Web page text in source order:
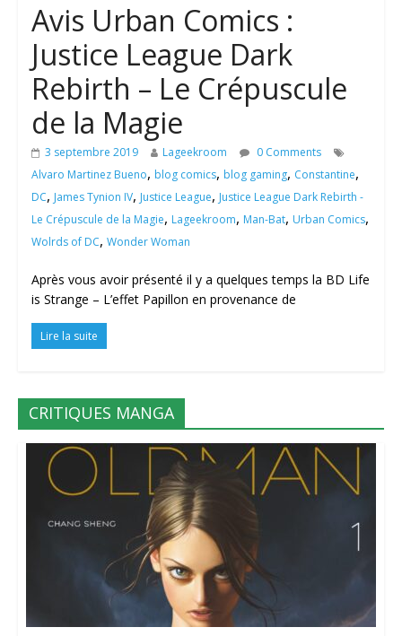
Avis Urban Comics :
Justice League Dark
Rebirth – Le Crépuscule
de la Magie
3 septembre 2019 Lageekroom
0 Comments
Alvaro Martinez Bueno, blog comics, blog gaming, Constantine,
DC, James Tynion IV, Justice League, Justice League Dark Rebirth -
Le Crépuscule de la Magie, Lageekroom, Man-Bat, Urban Comics,
Wolrds of DC, Wonder Woman
Après vous avoir présenté il y a quelques temps la BD Life
is Strange – L’effet Papillon en provenance de
Lire la suite
CRITIQUES MANGA